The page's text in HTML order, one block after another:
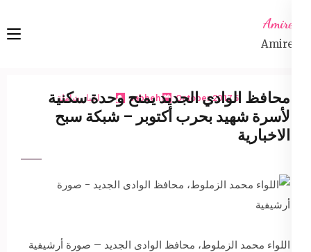
content
Amireta
Amireta
5 October 2017
sabbeh اخبار شاملة
محافظ الوادي الجديد يمنح وحدة سكنية
لأسرة شهيد بحرب أكتوبر – شبكة سبح
الاخبارية
اللواء محمد الزملوط، محافظ الوادى الجديد – صورة أرشيفية